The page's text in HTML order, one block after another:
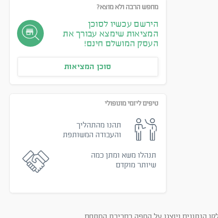
מחפש הרבה ולא מוצא?
הירשם עכשיו לסוכן
המציאות שימצא עבורך את
העסק המושלם חינם!
סוכן המציאות
טיפים ליזמי מונופולי
תהנו מהתהליך
והעבודה המשותפת
תנהלו משא ומתן כמה
שיותר מוקדם